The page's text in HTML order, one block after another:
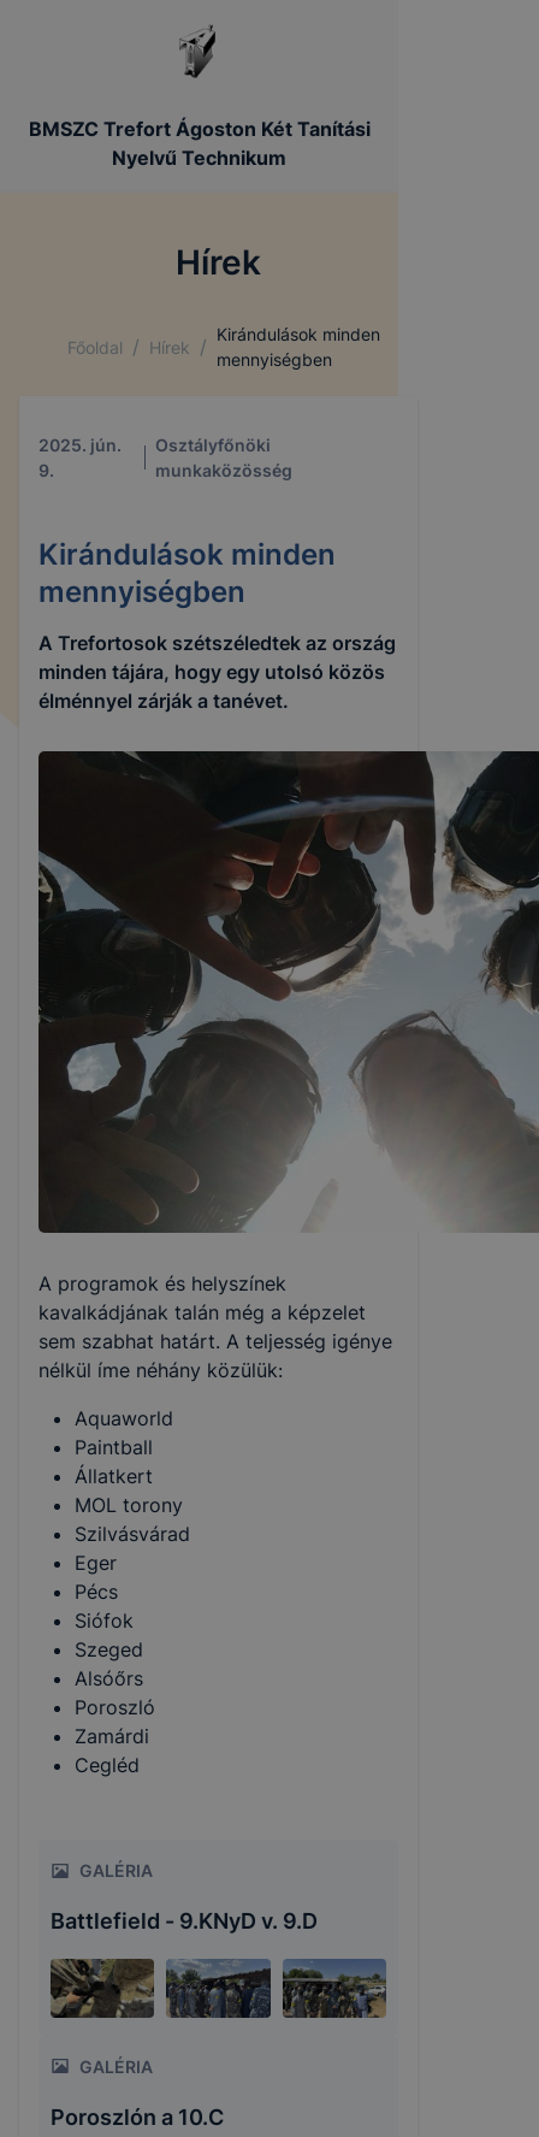
BMSZC Trefort Ágoston Két Tanítási
Nyelvű Technikum
Hírek
Főoldal / Hírek /
Kirándulások minden
mennyiségben
2025. jún.
9.
Osztályfőnöki
munkaközösség
Kirándulások minden
mennyiségben
A Trefortosok szétszéledtek az ország
minden tájára, hogy egy utolsó közös
élménnyel zárják a tanévet.
A programok és helyszínek
kavalkádjának talán még a képzelet
sem szabhat határt. A teljesség igénye
nélkül íme néhány közülük:
Aquaworld
Paintball
Állatkert
MOL torony
Szilvásvárad
Eger
Pécs
Siófok
Szeged
Alsóőrs
Poroszló
Zamárdi
Cegléd
GALÉRIA
Battlefield - 9.KNyD v. 9.D
GALÉRIA
Poroszlón a 10.C